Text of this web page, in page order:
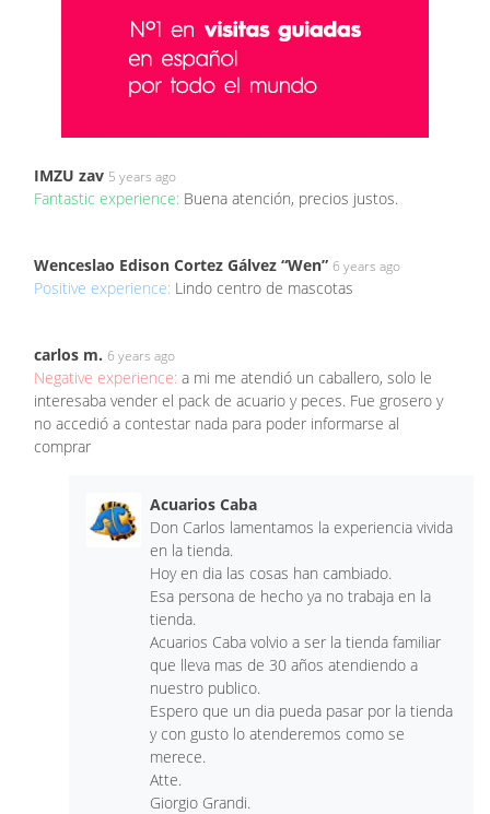
IMZU zav 5 years ago
Fantastic experience: Buena atención, precios justos.
Wenceslao Edison Cortez Gálvez “Wen” 6 years ago
Positive experience: Lindo centro de mascotas
carlos m. 6 years ago
Negative experience: a mi me atendió un caballero, solo le
interesaba vender el pack de acuario y peces. Fue grosero y
no accedió a contestar nada para poder informarse al
comprar
Acuarios Caba
Don Carlos lamentamos la experiencia vivida
en la tienda.
Hoy en dia las cosas han cambiado.
Esa persona de hecho ya no trabaja en la
tienda.
Acuarios Caba volvio a ser la tienda familiar
que lleva mas de 30 años atendiendo a
nuestro publico.
Espero que un dia pueda pasar por la tienda
y con gusto lo atenderemos como se
merece.
Atte.
Giorgio Grandi.